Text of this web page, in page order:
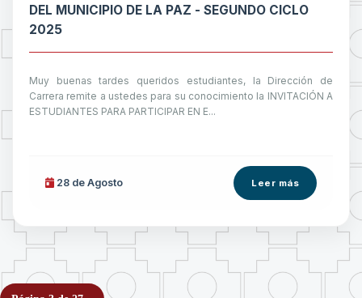
DEL MUNICIPIO DE LA PAZ - SEGUNDO CICLO
2025
Muy buenas tardes queridos estudiantes, la Dirección de
Carrera remite a ustedes para su conocimiento la INVITACIÓN A
ESTUDIANTES PARA PARTICIPAR EN E...
28 de Agosto Leer más